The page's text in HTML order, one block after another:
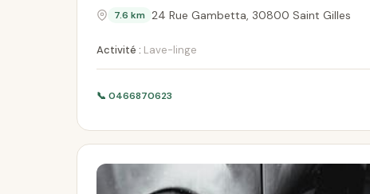
7.6 km 24 Rue Gambetta, 30800 Saint Gilles
Activité : Lave-linge
📞 0466870623